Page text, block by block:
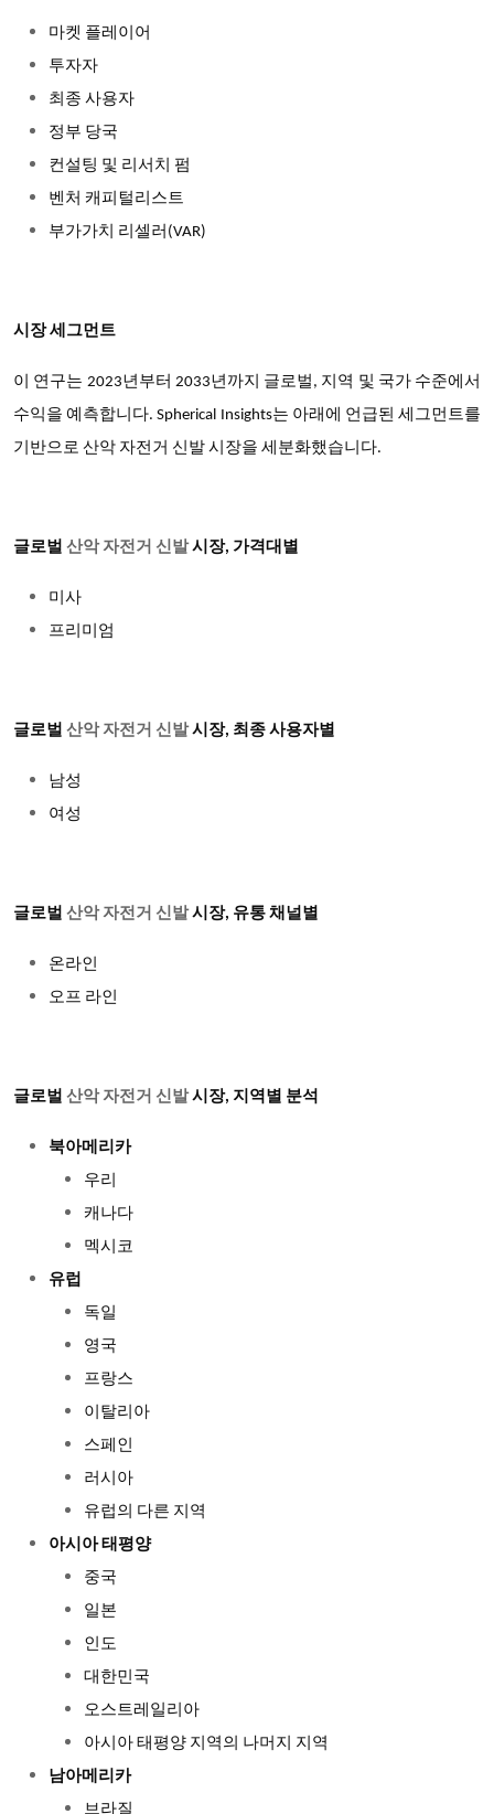
마켓 플레이어
투자자
최종 사용자
정부 당국
컨설팅 및 리서치 펌
벤처 캐피털리스트
부가가치 리셀러(VAR)
시장 세그먼트
이 연구는 2023년부터 2033년까지 글로벌, 지역 및 국가 수준에서
수익을 예측합니다. Spherical Insights는 아래에 언급된 세그먼트를
기반으로 산악 자전거 신발 시장을 세분화했습니다.
글로벌 산악 자전거 신발시장, 가격대별
미사
프리미엄
글로벌 산악 자전거 신발시장, 최종 사용자별
남성
여성
글로벌 산악 자전거 신발시장, 유통 채널별
온라인
오프 라인
글로벌 산악 자전거 신발시장, 지역별 분석
북아메리카
우리
캐나다
멕시코
유럽
독일
영국
프랑스
이탈리아
스페인
러시아
유럽의 다른 지역
아시아 태평양
중국
일본
인도
대한민국
오스트레일리아
아시아 태평양 지역의 나머지 지역
남아메리카
브라질